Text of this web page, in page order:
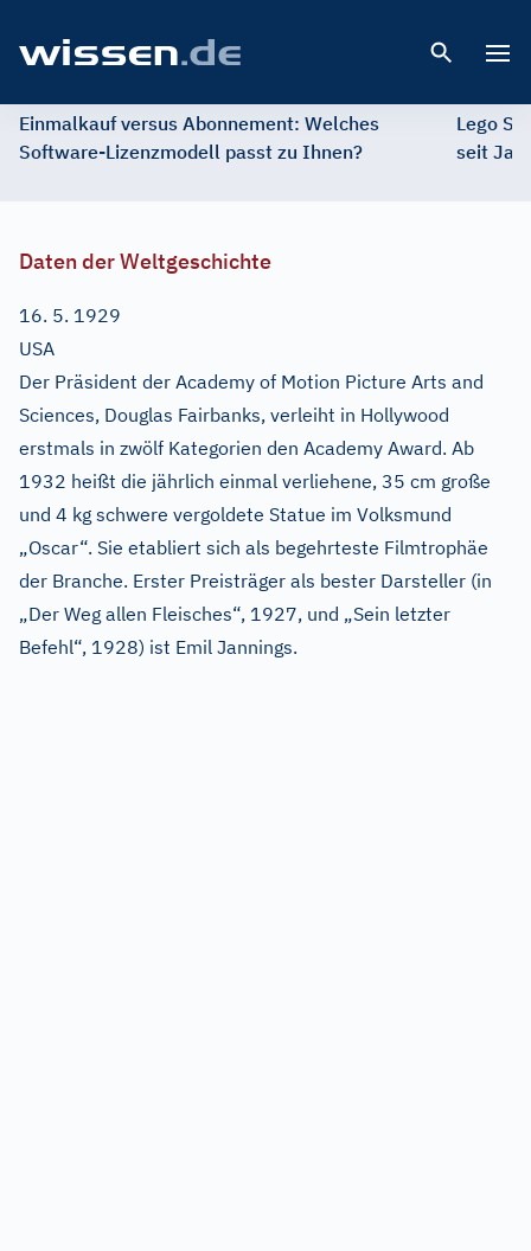
Einmalkauf versus Abonnement: Welches
Software-Lizenzmodell passt zu Ihnen?
Lego
seit
Daten der Weltgeschichte
16. 5. 1929
USA
Der Präsident der Academy of Motion Picture Arts and
Sciences, Douglas Fairbanks, verleiht in Hollywood
erstmals in zwölf Kategorien den Academy Award. Ab
1932 heißt die jährlich einmal verliehene, 35 cm große
und 4 kg schwere vergoldete Statue im Volksmund
„Oscar“. Sie etabliert sich als begehrteste Filmtrophäe
der Branche. Erster Preisträger als bester Darsteller (in
„Der Weg allen Fleisches“, 1927, und „Sein letzter
Befehl“, 1928) ist Emil Jannings.